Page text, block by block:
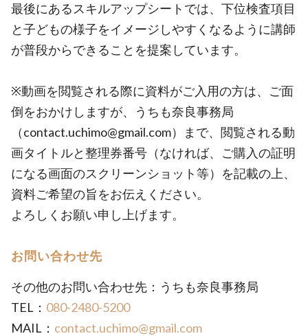
最後にあるスキルアップシートでは、下位検査項目
と子どもの様子をイメージしやすくなるように講師
が普段からできることを提案しています。
※動画を閲覧される際に資料がご入用の方は、ご面
倒をおかけしますが、うちも奈良事務局
（contact.uchimo@gmail.com）まで、閲覧される動
画タイトルと整理券番号（なければ、ご購入の証明
になる画面のスクリーンショット等）を記載の上、
資料ご希望の旨をお伝えください。
よろしくお願い申し上げます。
お問い合わせ先
その他のお問い合わせ先：うちも奈良事務局
TEL： 080-2480-5200
MAIL： contact.uchimo@gmail.com